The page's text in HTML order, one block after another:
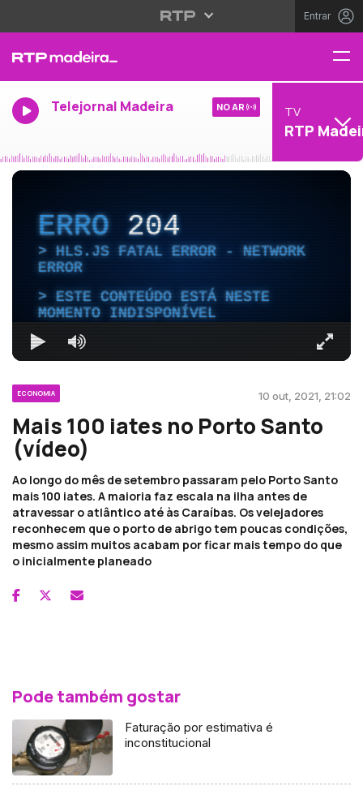
Entrar
Telejornal Madeira NO AR TV
RTP
ERRO204
HLS.JS FATAL ERROR - NETWORK
ERROR
ESTE CONTEÚDO ESTÁ NESTE
MOMENTO INDISPONÍVEL
ECONOMIA 10 out, 2021, 21:02
Mais 100 iates no Porto Santo
(vídeo)
Ao longo do mês de setembro passaram pelo Porto Santo
mais 100 iates. A maioria faz escala na ilha antes de
atravessar o atlântico até às Caraíbas. Os velejadores
reconhecem que o porto de abrigo tem poucas condições,
mesmo assim muitos acabam por ficar mais tempo do que
o inicialmente planeado
Pode também gostar
Faturação por estimativa é
inconstitucional